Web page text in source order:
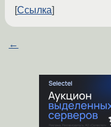
Ссылка
←